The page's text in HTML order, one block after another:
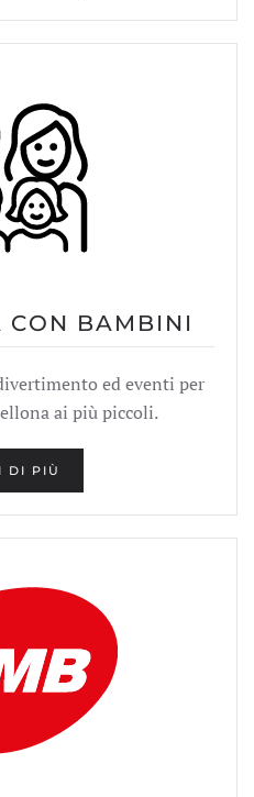
CON BAMBINI
ed eventi per
ai più piccoli.
DI PIÙ